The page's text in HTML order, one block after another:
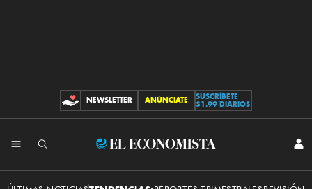
CONTRIBUCIONES
NEWSLETTER ANÚNCIATE
SUSCRÍBETE
$1.99 DIARIOS
El